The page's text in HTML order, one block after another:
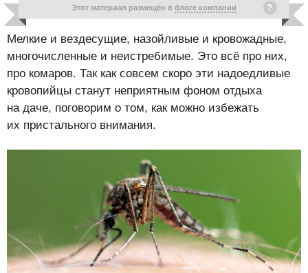
Этот материал размещён в блоге компании
Мелкие и вездесущие, назойливые и кровожадные,
многочисленные и неистребимые. Это всё про них,
про комаров. Так как совсем скоро эти надоедливые
кровопийцы станут неприятным фоном отдыха
на даче, поговорим о том, как можно избежать
их пристального внимания.